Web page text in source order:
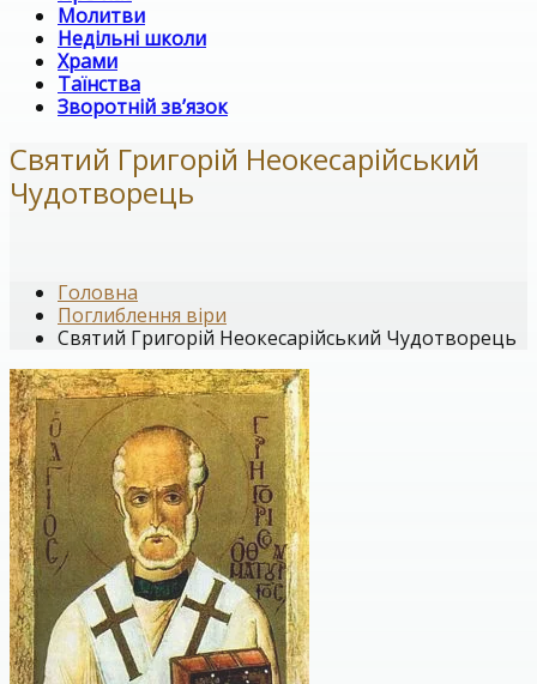
Молитви
Недільні школи
Храми
Таїнства
Зворотній зв’язок
Святий Григорій Неокесарійський
Чудотворець
Головна
Поглиблення віри
Святий Григорій Неокесарійський Чудотворець